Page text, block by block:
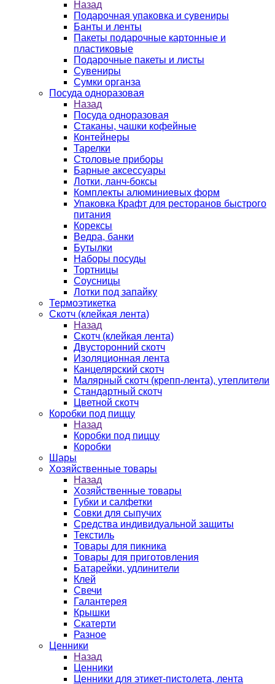
Назад
Подарочная упаковка и сувениры
Банты и ленты
Пакеты подарочные картонные и
пластиковые
Подарочные пакеты и листы
Сувениры
Сумки органза
Посуда одноразовая
Назад
Посуда одноразовая
Стаканы, чашки кофейные
Контейнеры
Тарелки
Столовые приборы
Барные аксессуары
Лотки, ланч-боксы
Комплекты алюминиевых форм
Упаковка Крафт для ресторанов быстрого
питания
Корексы
Ведра, банки
Бутылки
Наборы посуды
Тортницы
Соусницы
Лотки под запайку
Термоэтикетка
Скотч (клейкая лента)
Назад
Скотч (клейкая лента)
Двусторонний скотч
Изоляционная лента
Канцелярский скотч
Малярный скотч (крепп-лента), утеплители
Стандартный скотч
Цветной скотч
Коробки под пиццу
Назад
Коробки под пиццу
Коробки
Шары
Хозяйственные товары
Назад
Хозяйственные товары
Губки и салфетки
Совки для сыпучих
Средства индивидуальной защиты
Текстиль
Товары для пикника
Товары для приготовления
Батарейки, удлинители
Клей
Свечи
Галантерея
Крышки
Скатерти
Разное
Ценники
Назад
Ценники
Ценники для этикет-пистолета, лента